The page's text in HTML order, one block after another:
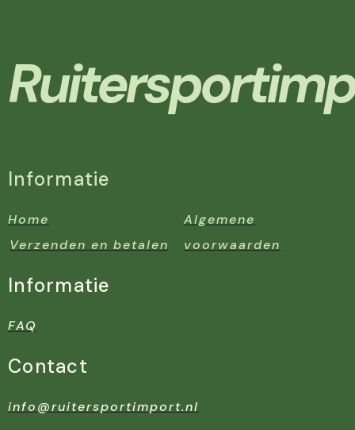
Informatie
Home
Verzenden en betalen
Algemene
voorwaarden
Informatie
FAQ
Contact
info@ruitersportimport.nl